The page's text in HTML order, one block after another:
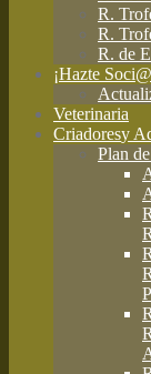
R.
R.
R. de
¡Hazte
Veterinaria
Criadoresy
Plan